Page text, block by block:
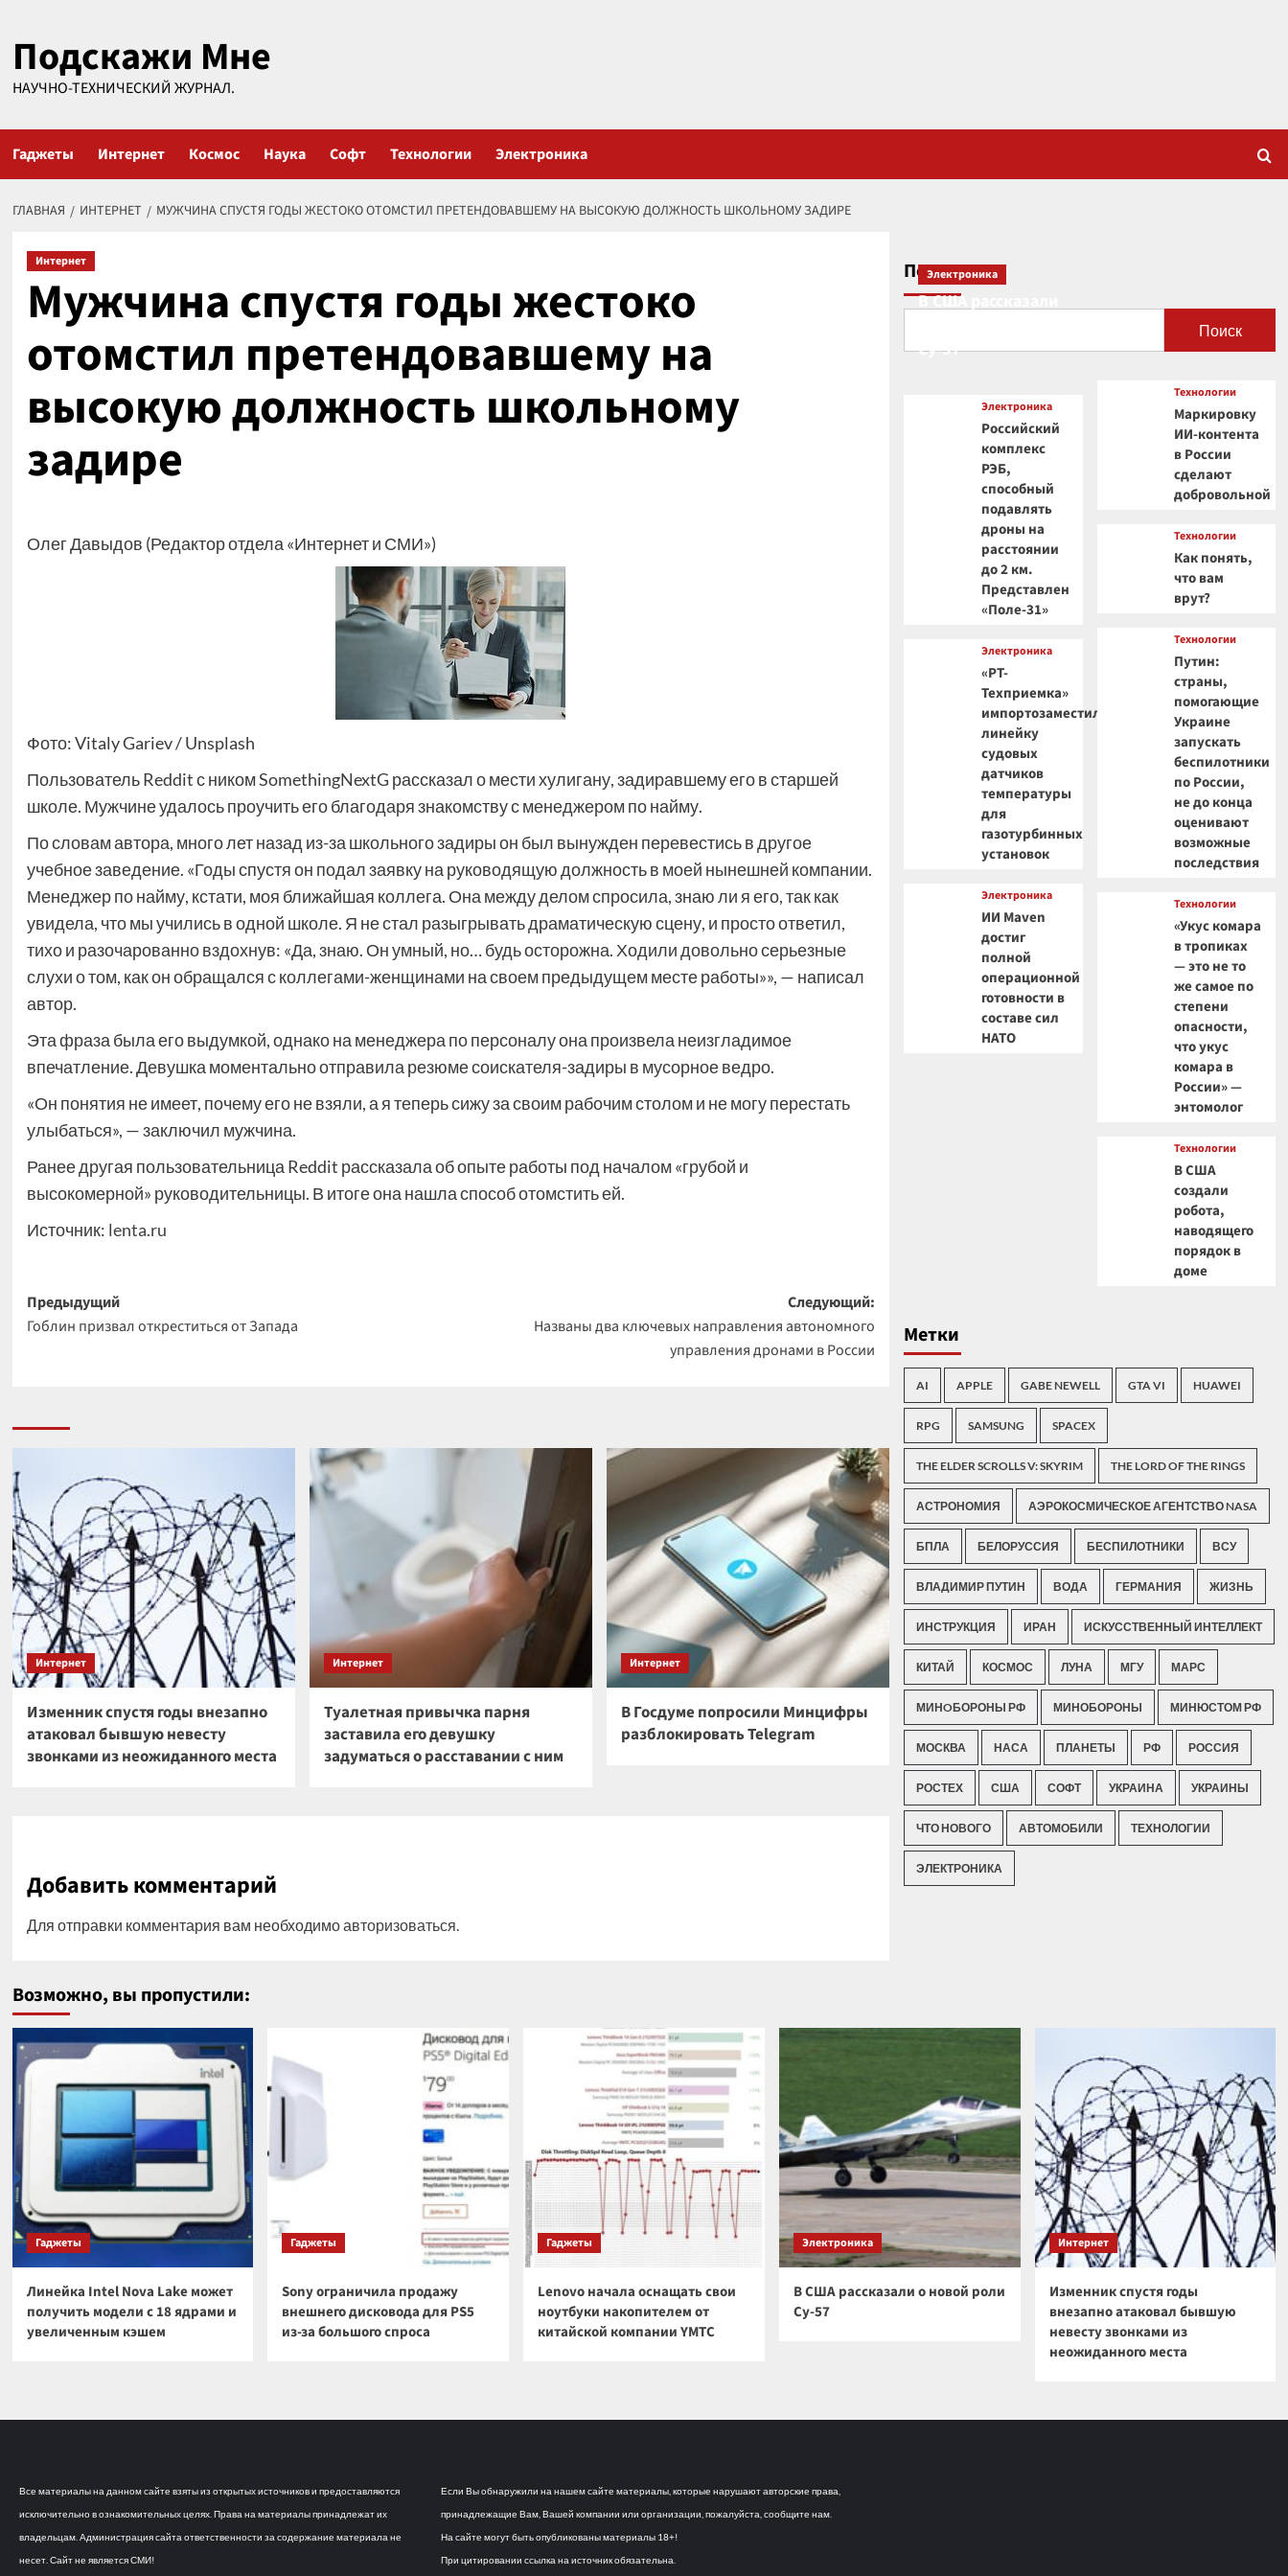
содержимому
Подскажи Мне
НАУЧНО-ТЕХНИЧЕСКИЙ ЖУРНАЛ.
Гаджеты Интернет Космос Наука Софт Технологии Электроника
ГЛАВНАЯ ИНТЕРНЕТ МУЖЧИНА СПУСТЯ ГОДЫ ЖЕСТОКО ОТОМСТИЛ ПРЕТЕНДОВАВШЕМУ НА ВЫСОКУЮ ДОЛЖНОСТЬ ШКОЛЬНОМУ ЗАДИРЕ
Интернет
Мужчина спустя годы жестоко
отомстил претендовавшему на
высокую должность школьному
задире
Олег Давыдов (Редактор отдела «Интернет и СМИ»)
Фото: Vitaly Gariev / Unsplash
Пользователь Reddit с ником SomethingNextG рассказал о мести хулигану, задиравшему его в старшей
школе. Мужчине удалось проучить его благодаря знакомству с менеджером по найму.
По словам автора, много лет назад из-за школьного задиры он был вынужден перевестись в другое
учебное заведение. «Годы спустя он подал заявку на руководящую должность в моей нынешней компании.
Менеджер по найму, кстати, моя ближайшая коллега. Она между делом спросила, знаю ли я его, так как
увидела, что мы учились в одной школе. Я не стал разыгрывать драматическую сцену, и просто ответил,
тихо и разочарованно вздохнув: «Да, знаю. Он умный, но… будь осторожна. Ходили довольно серьезные
слухи о том, как он обращался с коллегами-женщинами на своем предыдущем месте работы»», — написал
автор.
Эта фраза была его выдумкой, однако на менеджера по персоналу она произвела неизгладимое
впечатление. Девушка моментально отправила резюме соискателя-задиры в мусорное ведро.
«Он понятия не имеет, почему его не взяли, а я теперь сижу за своим рабочим столом и не могу перестать
улыбаться», — заключил мужчина.
Ранее другая пользовательница Reddit рассказала об опыте работы под началом «грубой и
высокомерной» руководительницы. В итоге она нашла способ отомстить ей.
Источник: lenta.ru
Навигация
записи
Предыдущий
Гоблин призвал откреститься от Запада
Следующий:
Названы два ключевых направления автономного
управления дронами в России
Интернет
Изменник спустя годы внезапно
атаковал бывшую невесту
звонками из неожиданного места
Интернет
Туалетная привычка парня
заставила его девушку
задуматься о расставании с ним
Интернет
В Госдуме попросили Минцифры
разблокировать Telegram
Добавить комментарий
Для отправки комментария вам необходимоавторизоваться.
Поиск
Поиск
Электроника
В США рассказали
Су-57
Электроника
Российский
комплекс
РЭБ,
способный
подавлять
дроны на
расстоянии
до 2 км.
Представлен
«Поле-31»
Электроника
«РТ-
Техприемка»
импортозаместила
линейку
судовых
датчиков
температуры
для
газотурбинных
установок
Электроника
ИИ Maven
достиг
полной
операционной
готовности в
составе сил
НАТО
Технологии
Маркировку
ИИ-контента
в России
сделают
добровольной
Технологии
Как понять,
что вам
врут?
Технологии
Путин:
страны,
помогающие
Украине
запускать
беспилотники
по России,
не до конца
оценивают
возможные
последствия
Технологии
«Укус комара
в тропиках
— это не то
же самое по
степени
опасности,
что укус
комара в
России» —
энтомолог
Технологии
В США
создали
робота,
наводящего
порядок в
доме
Метки
AI APPLE GABE NEWELL GTA VI HUAWEI
RPG SAMSUNG SPACEX
THE ELDER SCROLLS V: SKYRIM THE LORD OF THE RINGS
АСТРОНОМИЯ АЭРОКОСМИЧЕСКОЕ АГЕНТСТВО NASA
БПЛА БЕЛОРУССИЯ БЕСПИЛОТНИКИ ВСУ
ВЛАДИМИР ПУТИН ВОДА ГЕРМАНИЯ ЖИЗНЬ
ИНСТРУКЦИЯ ИРАН ИСКУССТВЕННЫЙ ИНТЕЛЛЕКТ
КИТАЙ КОСМОС ЛУНА МГУ МАРС
МИНOБОРОНЫ РФ МИНОБОРОНЫ МИНЮСТОМ РФ
МОСКВА НАСА ПЛАНЕТЫ РФ РОССИЯ
РОСТЕХ США СОФТ УКРАИНА УКРАИНЫ
ЧТО НОВОГО АВТОМОБИЛИ ТЕХНОЛОГИИ
ЭЛЕКТРОНИКА
Возможно, вы пропустили:
Гаджеты
Линейка Intel Nova Lake может
получить модели с 18 ядрами и
увеличенным кэшем
Гаджеты
Sony ограничила продажу
внешнего дисковода для PS5
из-за большого спроса
Гаджеты
Lenovo начала оснащать свои
ноутбуки накопителем от
китайской компании YMTC
Электроника
В США рассказали о новой роли
Су-57
Интернет
Изменник спустя годы
внезапно атаковал бывшую
невесту звонками из
неожиданного места
Все материалы на данном сайте взяты из открытых источников и предоставляются
исключительно в ознакомительных целях. Права на материалы принадлежат их
владельцам. Администрация сайта ответственности за содержание материала не
несет. Сайт не является СМИ!
Если Вы обнаружили на нашем сайте материалы, которые нарушают авторские права,
принадлежащие Вам, Вашей компании или организации, пожалуйста, сообщите нам.
На сайте могут быть опубликованы материалы 18+!
При цитировании ссылка на источник обязательна.